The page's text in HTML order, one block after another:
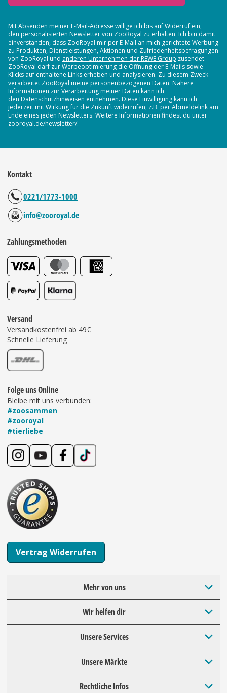
Mit Absenden meiner E-Mail-Adresse willige ich bis auf Widerruf ein,
den personalisierten Newslettervon ZooRoyal zu erhalten. Ich bin damit
einverstanden, dass ZooRoyal mir per E-Mail an mich gerichtete Werbung
zu Produkten, Dienstleistungen, Aktionen und Zufriedenheitsbefragungen
von ZooRoyal und anderen Unternehmen der REWE Group zusendet.
ZooRoyal darf zur Werbeoptimierung die Öffnung der E-Mails sowie
Klicks auf enthaltene Links erheben und analysieren. Zu diesem Zweck
verarbeitet ZooRoyal meine personenbezogenen Daten. Nähere
Informationen zur Verarbeitung meiner Daten kann ich
den Datenschutzhinweisen entnehmen. Diese Einwilligung kann ich
jederzeit mit Wirkung für die Zukunft widerrufen, z.B. per Abmeldelink am
Ende eines jeden Newsletters. Weitere Informationen findest du unter
zooroyal.de/newsletter/.
Kontakt
0221/1773-1000
info@zooroyal.de
Zahlungsmethoden
Versand
Versandkostenfrei ab 49€
Schnelle Lieferung
Folge uns Online
Bleibe mit uns verbunden:
#zoosammen
#zooroyal
#tierliebe
Vertrag Widerrufen
Mehr von uns
Wir helfen dir
Unsere Services
Unsere Märkte
Rechtliche Infos